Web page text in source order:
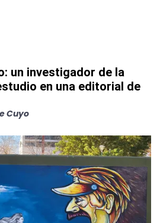
un investigador de la
en una editorial de
Cuyo